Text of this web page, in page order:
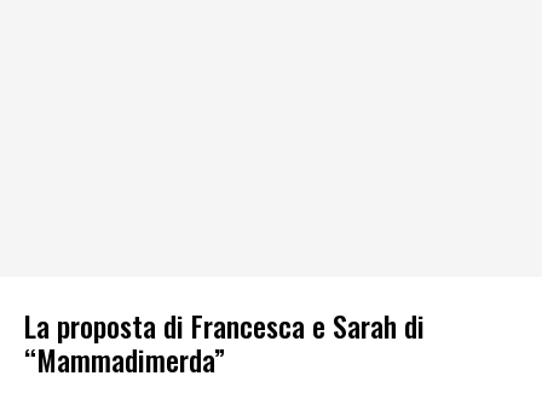
La proposta di Francesca e Sarah di
“Mammadimerda”